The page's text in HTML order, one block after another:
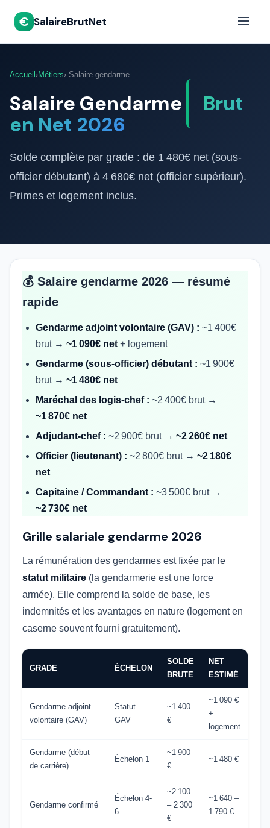
€ SalaireBrutNet
Accueil ›Métiers› Salaire gendarme
Salaire Gendarme
Brut
en Net 2026
Solde complète par grade : de 1 480€ net (sous-
officier débutant) à 4 680€ net (officier supérieur).
Primes et logement inclus.
💰 Salaire gendarme 2026 — résumé
rapide
Gendarme adjoint volontaire (GAV) : ~1 400€
brut → ~1 090€ net + logement
Gendarme (sous-officier) débutant : ~1 900€
brut → ~1 480€ net
Maréchal des logis-chef : ~2 400€ brut →
~1 870€ net
Adjudant-chef : ~2 900€ brut → ~2 260€ net
Officier (lieutenant) : ~2 800€ brut → ~2 180€
net
Capitaine / Commandant : ~3 500€ brut →
~2 730€ net
Grille salariale gendarme 2026
La rémunération des gendarmes est fixée par le
statut militaire (la gendarmerie est une force
armée). Elle comprend la solde de base, les
indemnités et les avantages en nature (logement en
caserne souvent fourni gratuitement).
GRADE ÉCHELON
SOLDE
BRUTE
NET
ESTIMÉ
Gendarme adjoint
volontaire (GAV)
Statut
GAV
~1 400
€
~1 090 €
+
logement
Gendarme (début
de carrière)
Échelon 1
~1 900
€
~1 480 €
Gendarme confirmé
Échelon 4-
6
~2 100
– 2 300
€
~1 640 –
1 790 €